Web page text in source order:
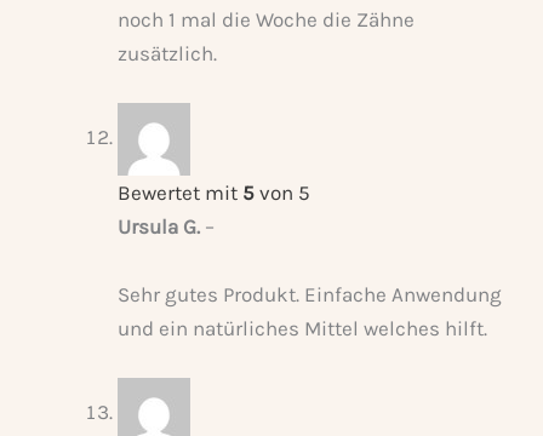
noch 1 mal die Woche die Zähne
zusätzlich.
Bewertet mit 5 von 5
Ursula G. –
Sehr gutes Produkt. Einfache Anwendung
und ein natürliches Mittel welches hilft.